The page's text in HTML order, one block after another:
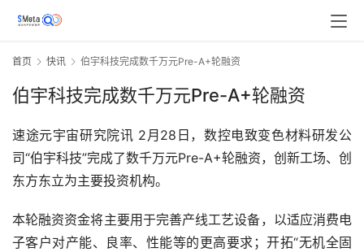
首页 快讯 伯宇科技完成数千万元Pre-A+轮融资
伯宇科技完成数千万元Pre-A+轮融资
速途元宇宙研究院讯 2月28日，数控电致变色材料研发公
司“伯宇科技”完成了数千万元Pre-A+轮融资，创新工场、创
东方东立为主要投资机构。
本轮融资资金将主要用于完善产线工艺设备，以适应消费电
子客户对产能、良率、性能等的更高要求；开拓“无机全固